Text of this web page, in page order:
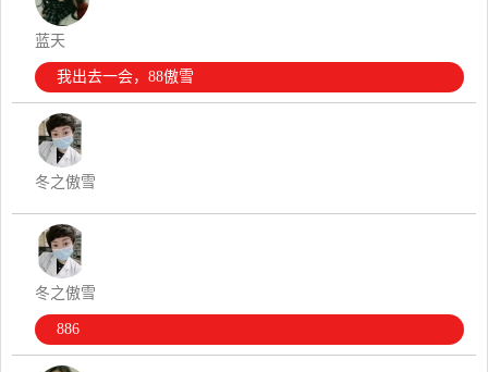
蓝天
我出去一会，88傲雪
冬之傲雪
冬之傲雪
886